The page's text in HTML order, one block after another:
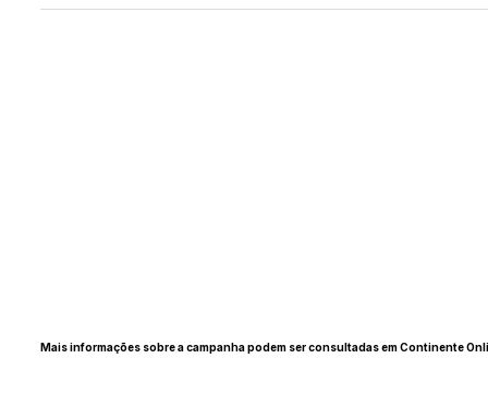
Mais informações sobre a campanha podem ser consultadas em Continente